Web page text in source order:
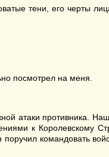
тени, его черты
посмотрел на меня.
атаки противника.
к Королевскому
командовать